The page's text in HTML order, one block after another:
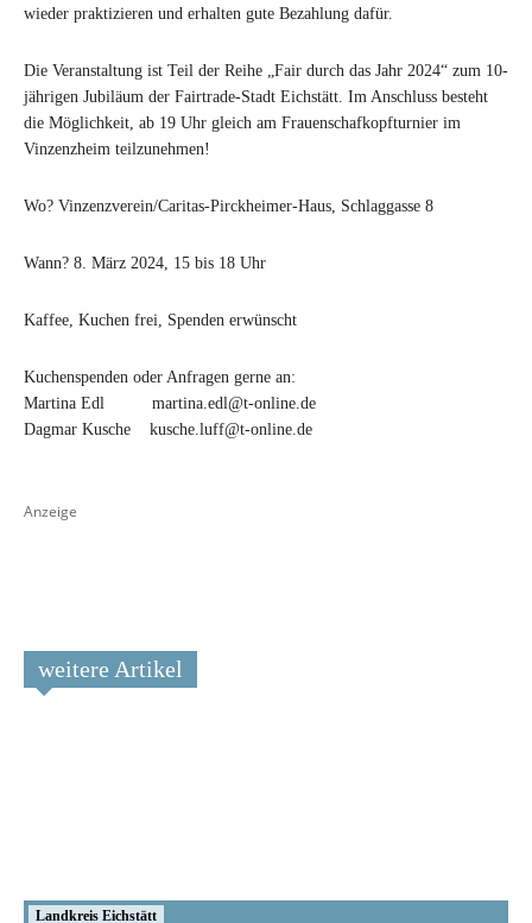
weitere Artikel
Landkreis Eichstätt
wieder praktizieren und erhalten gute Bezahlung dafür.
Die Veranstaltung ist Teil der Reihe „Fair durch das Jahr 2024“ zum 10-
jährigen Jubiläum der Fairtrade-Stadt Eichstätt. Im Anschluss besteht
die Möglichkeit, ab 19 Uhr gleich am Frauenschafkopfturnier im
Vinzenzheim teilzunehmen!
Wo? Vinzenzverein/Caritas-Pirckheimer-Haus, Schlaggasse 8
Wann? 8. März 2024, 15 bis 18 Uhr
Kaffee, Kuchen frei, Spenden erwünscht
Kuchenspenden oder Anfragen gerne an:
Martina Edl martina.edl@t-online.de
Dagmar Kusche kusche.luff@t-online.de
Anzeige